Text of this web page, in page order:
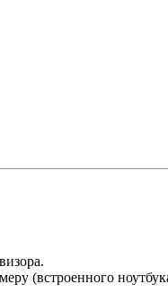
(встроенного